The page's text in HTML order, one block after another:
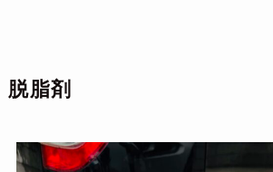
脱脂剤